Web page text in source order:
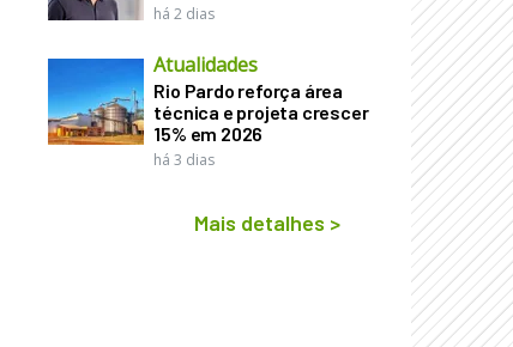
há 2 dias
Atualidades
Rio Pardo reforça área
técnica e projeta crescer
15% em 2026
há 3 dias
Mais detalhes >